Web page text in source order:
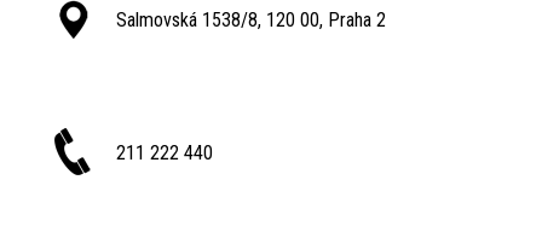
Salmovská 1538/8, 120 00, Praha 2
211 222 440